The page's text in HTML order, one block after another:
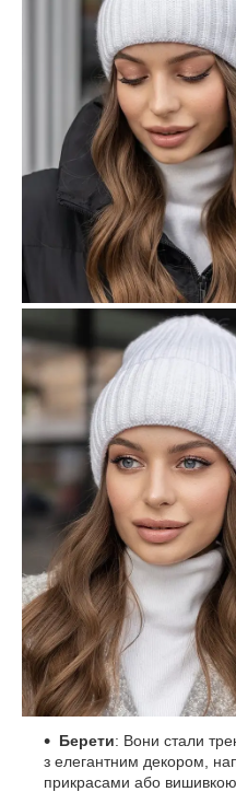
Берети: Вони стали
з елегантним декором,
прикрасами або